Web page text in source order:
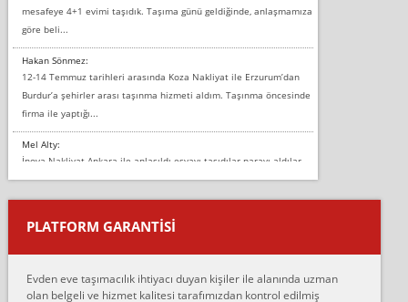
mesafeye 4+1 evimi taşıdık. Taşıma günü geldiğinde, anlaşmamıza
göre beli...
Hakan Sönmez:
12-14 Temmuz tarihleri arasında Koza Nakliyat ile Erzurum’dan
Burdur’a şehirler arası taşınma hizmeti aldım. Taşınma öncesinde
firma ile yaptığı...
Mel Alty:
İnova Nakliyat Ankara ile anlaşıldı eşyayı taşıdılar parayı aldılar.
Salon duvarına bir baktım birisi boydan alüminyum renkli bantı
yapıştırm...
Murat:
çalıştıklarını, müş...
PLATFORM GARANTİSİ
Evden eve taşımacılık ihtiyacı duyan kişiler ile alanında uzman
olan belgeli ve hizmet kalitesi tarafımızdan kontrol edilmiş